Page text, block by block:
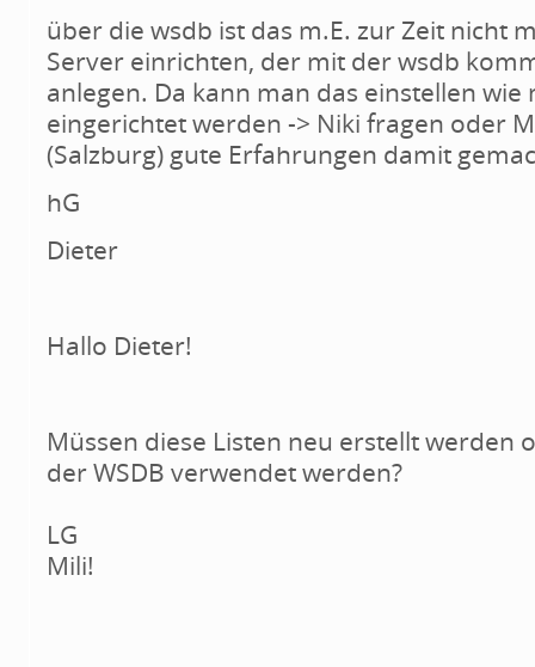
über die wsdb ist das m.E. zur Zeit nicht
Server einrichten, der mit der wsdb
anlegen. Da kann man das einstellen
eingerichtet werden -> Niki fragen oder
(Salzburg) gute Erfahrungen damit
hG
Dieter
Hallo Dieter!
Müssen diese Listen neu erstellt
der WSDB verwendet werden?
LG
Mili!